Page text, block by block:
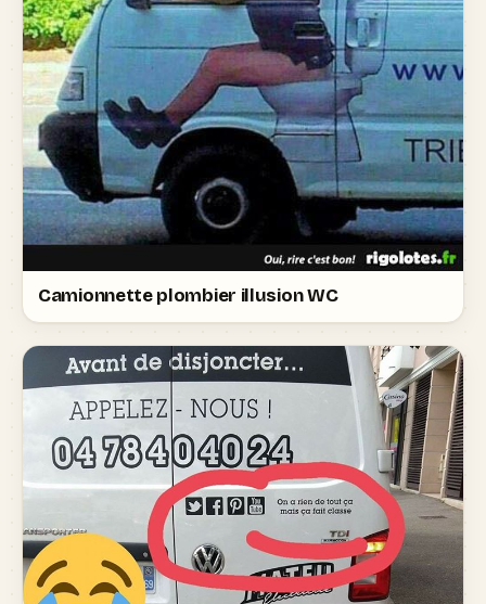
Camionnette plombier illusion WC